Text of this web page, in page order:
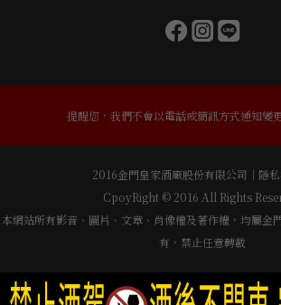
提醒您，我們不會以電話或簡訊方式通知變
2016金門皇家酒廠股份有限公司｜隱
CpoyRight © 2016 All Rights
本網站所有影音、圖片、文章、肖像權及著作權，均屬金
有，禁止任意轉載